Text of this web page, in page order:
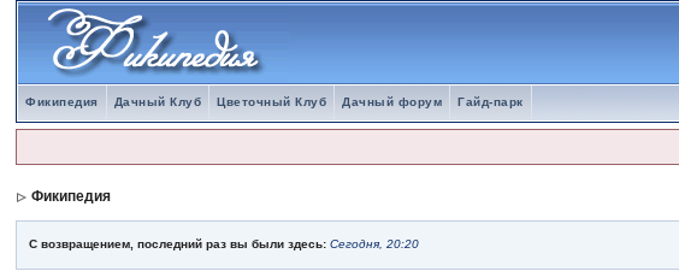
Фикипедия Дачный Клуб Цветочный Клуб Дачный форум Гайд-парк
Фикипедия
С возвращением, последний раз вы были здесь:Сегодня, 20:20